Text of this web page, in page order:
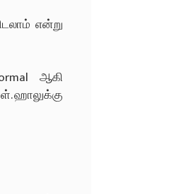
என்று
ஆகி
ஹாலுக்கு